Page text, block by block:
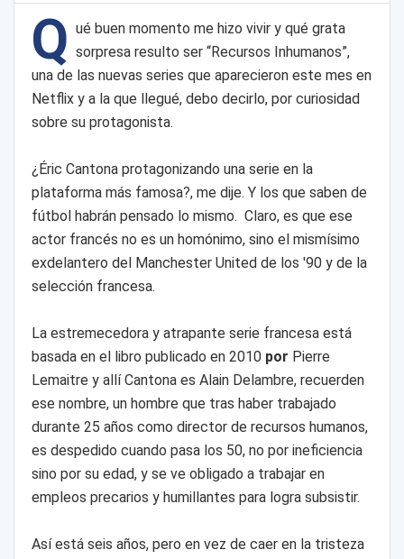
Q ué buen momento me hizo vivir y qué grata
sorpresa resulto ser “Recursos Inhumanos”,
una de las nuevas series que aparecieron este mes en
Netflix y a la que llegué, debo decirlo, por curiosidad
sobre su protagonista.
¿Éric Cantona protagonizando una serie en la
plataforma más famosa?, me dije. Y los que saben de
fútbol habrán pensado lo mismo. Claro, es que ese
actor francés no es un homónimo, sino el mismísimo
exdelantero del Manchester United de los '90 y de la
selección francesa.
La estremecedora y atrapante serie francesa está
basada en el libro publicado en 2010 por Pierre
Lemaitre y allí Cantona es Alain Delambre, recuerden
ese nombre, un hombre que tras haber trabajado
durante 25 años como director de recursos humanos,
es despedido cuando pasa los 50, no por ineficiencia
sino por su edad, y se ve obligado a trabajar en
empleos precarios y humillantes para logra subsistir.
Así está seis años, pero en vez de caer en la tristeza